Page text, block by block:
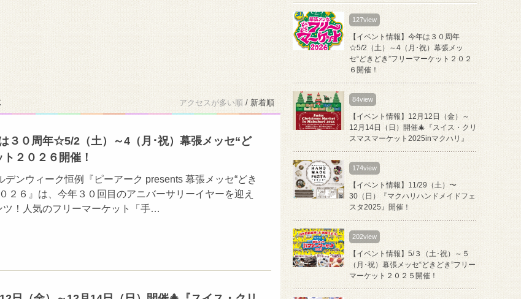
アクセスが多い順 / 新着順
３０周年☆5/2（土）～4（月･祝）幕張メッセ“ど
２０２６開催！
ンウィーク恒例『ピーアーク presents 幕張メッセ“どき
２６』は、今年３０回目のアニバーサリーイヤーを迎え
ツ！人気のフリーマーケット「手…
127view
【イベント情報】今年は３０周年
☆5/2（土）～4（月･祝）幕張メッ
セ“どきどき”フリーマーケット２０２
６開催！
84view
【イベント情報】12月12日（金）～
12月14日（日）開催🎄『スイス・クリ
スマスマーケット2025inマクハリ』
174view
【イベント情報】11/29（土）〜
30（日）『マクハリハンドメイドフェ
スタ2025』開催！
202view
【イベント情報】5/３（土･祝）～５
（月･祝）幕張メッセ“どきどき”フリー
マーケット２０２５開催！